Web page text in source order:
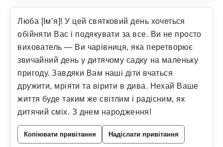
Люба [Ім’я]! У цей святковий день хочеться
обійняти Вас і подякувати за все. Ви не просто
вихователь — Ви чарівниця, яка перетворює
звичайний день у дитячому садку на маленьку
пригоду. Завдяки Вам наші діти вчаться
дружити, мріяти та вірити в дива. Нехай Ваше
життя буде таким же світлим і радісним, як
дитячий сміх. З днем народження!
Копіювати привітання Надіслати привітання